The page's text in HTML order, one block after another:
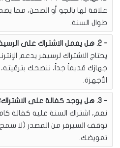
علاقة لها بالجو أو الصحن، مما
طوال السنة.
2. هل يعمل الاشتراك على الرسيفر القديم؟
جهازك قديماً جداً، ننصحك
الأجهزة.
3. هل يوجد كفالة على الاشتراك؟
نعم، اشتراك السنة عليه كفالة
توقف السيرفر من المصدر (لا
تعويضك.